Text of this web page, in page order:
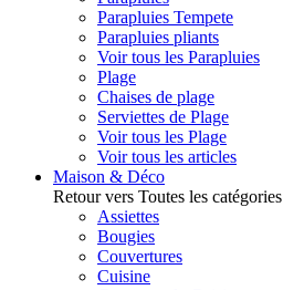
Parapluies Tempete
Parapluies pliants
Voir tous les Parapluies
Plage
Chaises de plage
Serviettes de Plage
Voir tous les Plage
Voir tous les articles
Maison & Déco
Retour vers Toutes les catégories
Assiettes
Bougies
Couvertures
Cuisine